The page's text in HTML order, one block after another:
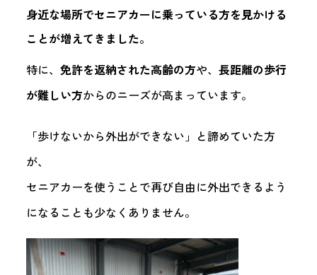
身近な場所でセニアカーに乗っている方を見かける
ことが増えてきました。
特に、 免許を返納された高齢の方や、 長距離の歩行
が難しい方からのニーズが高まっています。
「歩けないから外出ができない」と諦めていた方
が、
セニアカーを使うことで再び自由に外出できるよう
になることも少なくありません。